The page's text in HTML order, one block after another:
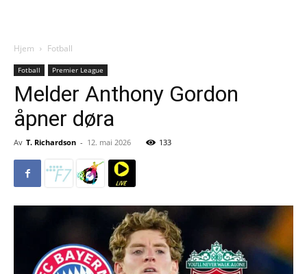
Hjem Fotball
Fotball Premier League
Melder Anthony Gordon
åpner døra
Av T. Richardson - 12. mai 2026 133